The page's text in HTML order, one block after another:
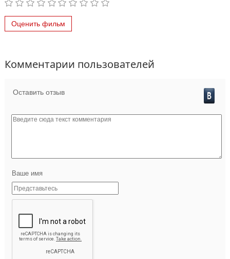
Оценить фильм
Комментарии пользователей
Оставить отзыв
Ваше имя